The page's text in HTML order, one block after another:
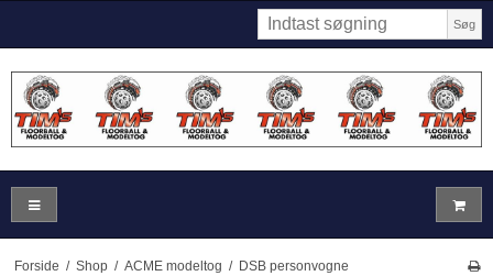
Søg
Forside / Shop / ACME modeltog / DSB personvogne